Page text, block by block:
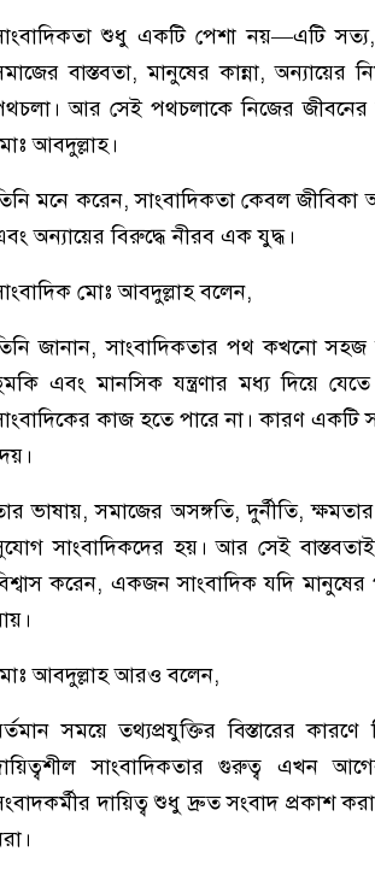
শুধু একটি পেশা নয়—এটি সত্য,
বাস্তবতা, মানুষের কান্না, অন্যায়ের
আর সেই পথচলাকে নিজের জীবনের
আবদুল্লাহ।
মনে করেন, সাংবাদিকতা কেবল জীবিকা
অন্যায়ের বিরুদ্ধে নীরব এক যুদ্ধ।
মোঃ আবদুল্লাহ বলেন,
জানান, সাংবাদিকতার পথ কখনো সহজ
এবং মানসিক যন্ত্রণার মধ্য দিয়ে
কাজ হতে পারে না। কারণ
ভাষায়, সমাজের অসঙ্গতি, দুর্নীতি,
সাংবাদিকদের হয়। আর সেই
করেন, একজন সাংবাদিক যদি মানুষের
আবদুল্লাহ আরও বলেন,
সময়ে তথ্যপ্রযুক্তির বিস্তারের
সাংবাদিকতার গুরুত্ব এখন
দায়িত্ব শুধু দ্রুত সংবাদ প্রকাশ